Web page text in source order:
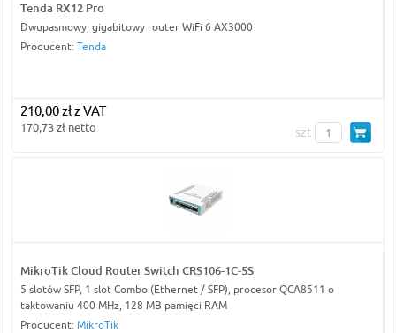
Tenda RX12 Pro
Dwupasmowy, gigabitowy router WiFi 6 AX3000
Producent: Tenda
210,00 zł z VAT
170,73 zł netto szt
MikroTik Cloud Router Switch CRS106-1C-5S
5 slotów SFP, 1 slot Combo (Ethernet / SFP), procesor QCA8511 o
taktowaniu 400 MHz, 128 MB pamięci RAM
Producent: MikroTik